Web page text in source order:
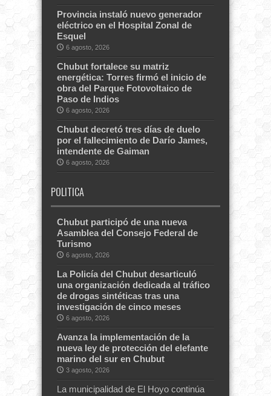
Provincia instaló nuevo generador
eléctrico en el Hospital Zonal de
Esquel
6 agosto, 2026
Chubut fortalece su matriz
energética: Torres firmó el inicio de
obra del Parque Fotovoltaico de
Paso de Indios
6 agosto, 2026
Chubut decretó tres días de duelo
por el fallecimiento de Darío James,
intendente de Gaiman
6 agosto, 2026
POLITICA
Chubut participó de una nueva
Asamblea del Consejo Federal de
Turismo
6 agosto, 2026
La Policía del Chubut desarticuló
una organización dedicada al tráfico
de drogas sintéticas tras una
investigación de cinco meses
6 agosto, 2026
Avanza la implementación de la
nueva ley de protección del elefante
marino del sur en Chubut
3 agosto, 2026
La municipalidad de El Hoyo continúa